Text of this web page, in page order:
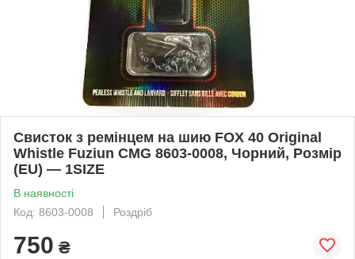
Свисток з ремінцем на шию FOX 40 Original
Whistle Fuziun CMG 8603-0008, Чорний, Розмір
(EU) — 1SIZE
В наявності
Код: 8603-0008
Роздріб
750 ₴